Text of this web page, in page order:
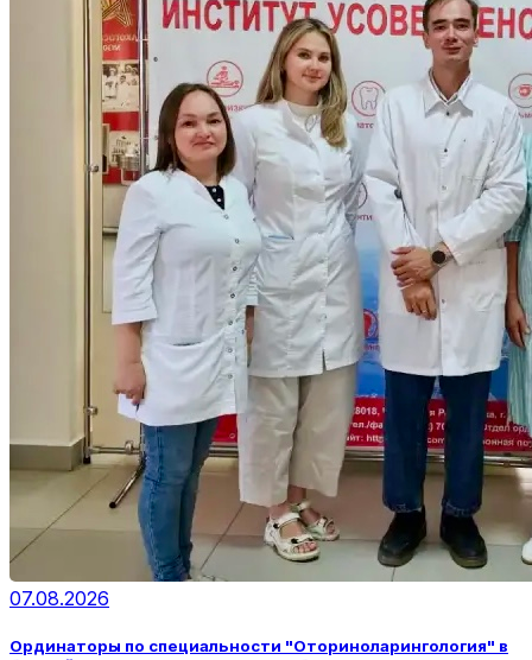
07.08.2026
Ординаторы по специальности "Оториноларингология" в